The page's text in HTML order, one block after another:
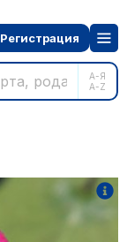
А-Я
A-Z
Регистрация